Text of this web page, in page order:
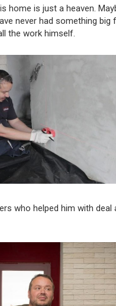
home is just a heaven.
never had something big
the work himself.
who helped him with deal